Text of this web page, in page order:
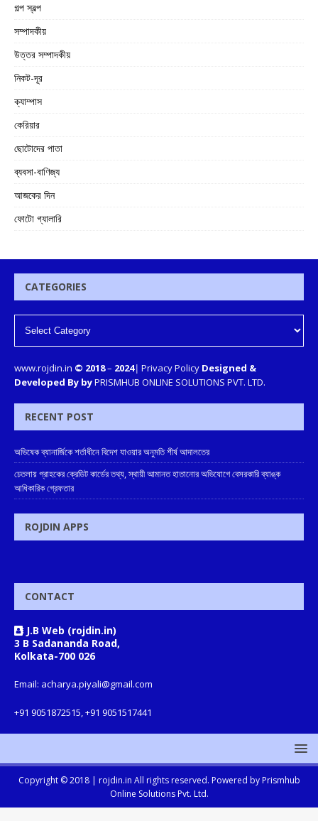
গল্প স্বল্প
সম্পাদকীয়
উত্তর সম্পাদকীয়
নিকট-দূর
ক্যাম্পাস
কেরিয়ার
ছোটোদের পাতা
ব্যবসা-বাণিজ্য
আজকের দিন
ফোটো গ্যালারি
CATEGORIES
www.rojdin.in © 2018– 2024| Privacy Policy Designed &
Developed By byPRISMHUB ONLINE SOLUTIONS PVT. LTD.
RECENT POST
অভিষেক ব্যানার্জিকে শর্তাধীনে বিদেশ যাওয়ার অনুমতি শীর্ষ আদালতের
চেতলায় গ্রাহকের ক্রেডিট কার্ডের তথ্য, স্থায়ী আমানত হাতানোর অভিযোগে বেসরকারি ব্যাঙ্ক
আধিকারিক গ্রেফতার
ROJDIN APPS
CONTACT
J.B Web (rojdin.in)
3 B Sadananda Road,
Kolkata-700 026
Email: acharya.piyali@gmail.com
+91 9051872515, +91 9051517441
Copyright © 2018 | rojdin.in All rights reserved. Powered by Prismhub
Online Solutions Pvt. Ltd.